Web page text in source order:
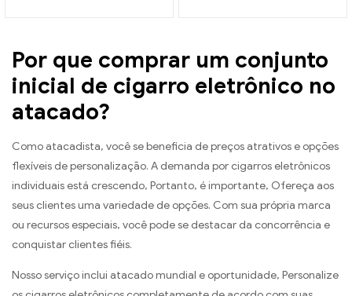
Por que comprar um conjunto
inicial de cigarro eletrônico no
atacado?
Como atacadista, você se beneficia de preços atrativos e opções
flexíveis de personalização. A demanda por cigarros eletrônicos
individuais está crescendo, Portanto, é importante, Ofereça aos
seus clientes uma variedade de opções. Com sua própria marca
ou recursos especiais, você pode se destacar da concorrência e
conquistar clientes fiéis.
Nosso serviço inclui atacado mundial e oportunidade, Personalize